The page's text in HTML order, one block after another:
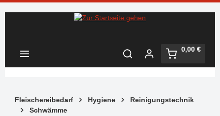
Zum Hauptinhalt springen
0,00 €
Fleischereibedarf Hygiene
Reinigungstechnik
Schwämme